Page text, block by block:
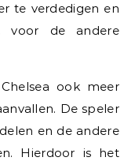
te verdedigen en
voor de andere
ook meer
De speler
en de andere
Hierdoor is het